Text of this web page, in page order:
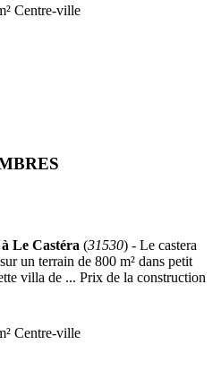
Centre-ville
Le Castéra (31530) - Le castera
un terrain de 800 m² dans petit
villa de ... Prix de la construction
Centre-ville